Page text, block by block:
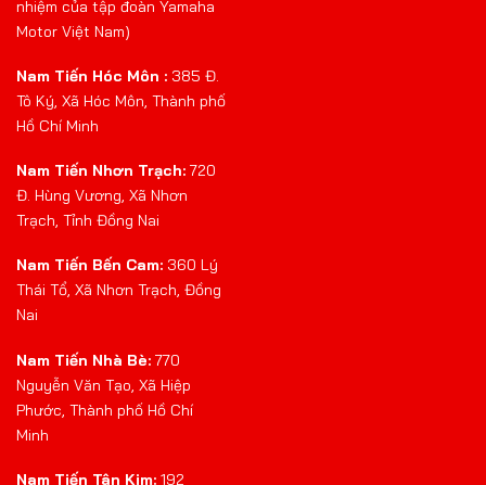
nhiệm của tập đoàn Yamaha
Motor Việt Nam)
Nam Tiến Hóc Môn : 385 Đ.
Tô Ký, Xã Hóc Môn, Thành phố
Hồ Chí Minh
Nam Tiến Nhơn Trạch: 720
Đ. Hùng Vương, Xã Nhơn
Trạch, Tỉnh Đồng Nai
Nam Tiến Bến Cam: 360 Lý
Thái Tổ, Xã Nhơn Trạch, Đồng
Nai
Nam Tiến Nhà Bè: 770
Nguyễn Văn Tạo, Xã Hiệp
Phước, Thành phố Hồ Chí
Minh
Nam Tiến Tân Kim: 192